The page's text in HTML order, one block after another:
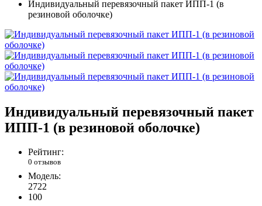
Индивидуальный перевязочный пакет ИПП-1 (в
резиновой оболочке)
Индивидуальный перевязочный пакет
ИПП-1 (в резиновой оболочке)
Рейтинг:
0 отзывов
Модель:
2722
100